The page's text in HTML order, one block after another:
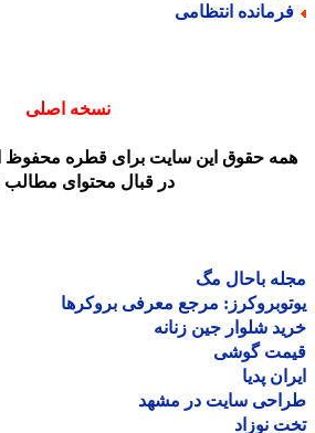
انتظامی
نسخه اصلی
حقوق این سایت برای قطره محفوظ
در قبال محتوای مطالب
باحال مگ
مرجع معرفی بروکرها
شلوار جین زنانه
گوشی
پدیا
سایت در مشهد
نوزاد